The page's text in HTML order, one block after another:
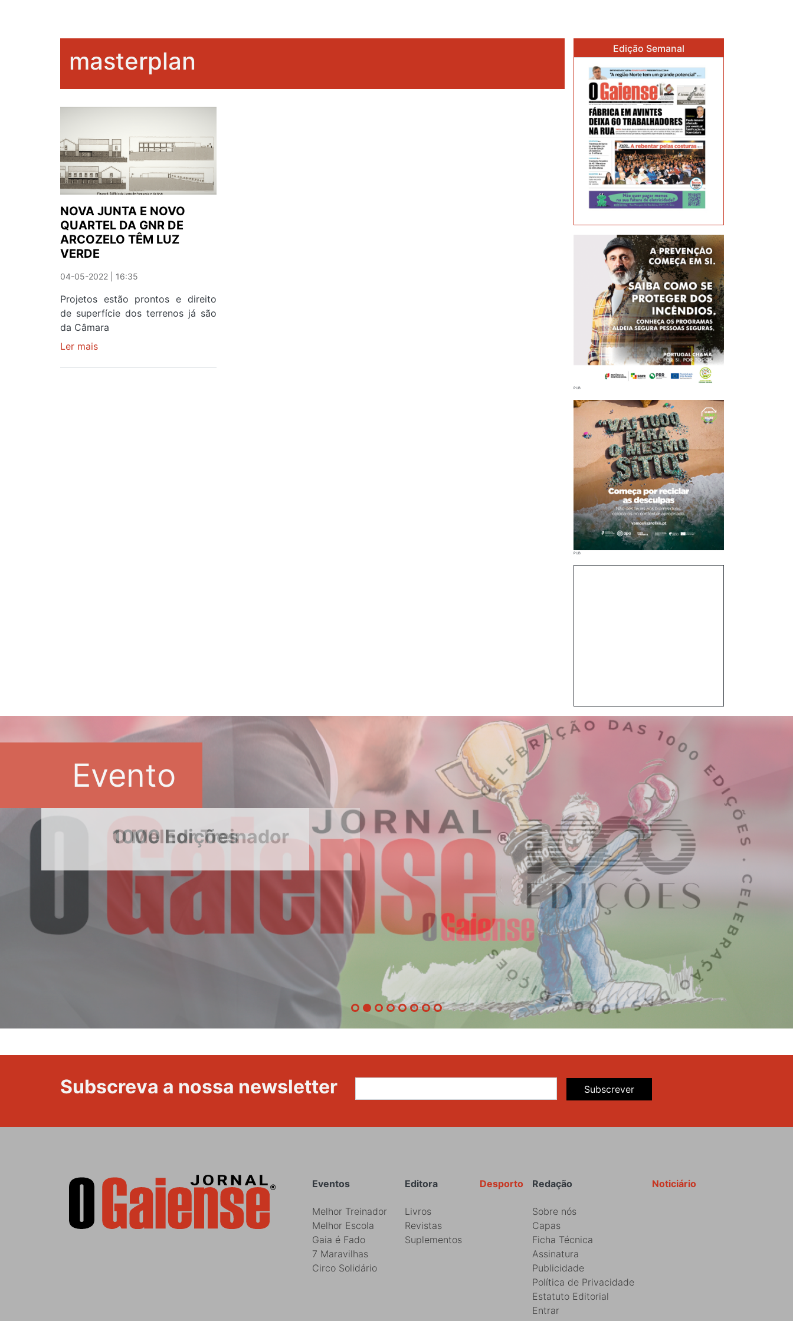
masterplan
NOVA JUNTA E NOVO
QUARTEL DA GNR DE
ARCOZELO TÊM LUZ
VERDE
04-05-2022 | 16:35
Projetos estão prontos e direito
de superfície dos terrenos já são
da Câmara
Ler mais
Edição Semanal
Evento
1000 Edições
Subscreva a nossa newsletter Subscrever
Rodapé Noticiário
Redação
Sobre nós
Capas
Ficha Técnica
Assinatura
Publicidade
Política de Privacidade
Estatuto Editorial
Entrar
Desporto
Editora
Livros
Revistas
Suplementos
Eventos
Melhor Treinador
Melhor Escola
Gaia é Fado
7 Maravilhas
Circo Solidário